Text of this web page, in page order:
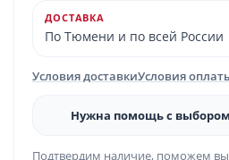
ДОСТАВКА
По Тюмени и по всей России
Условия доставкиУсловия
Нужна помощь с выбором?
Подтвердим наличие, поможем